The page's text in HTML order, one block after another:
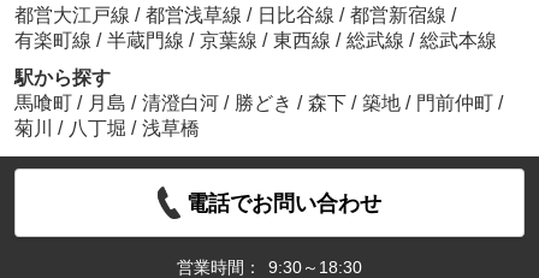
都営大江戸線 / 都営浅草線 / 日比谷線 / 都営新宿線 /
有楽町線 / 半蔵門線 / 京葉線 / 東西線 / 総武線 / 総武本線
駅から探す
馬喰町 / 月島 / 清澄白河 / 勝どき / 森下 / 築地 / 門前仲町 /
菊川
/ 八丁堀 / 浅草橋
電話でお問い合わせ
営業時間：
9:30～18:30